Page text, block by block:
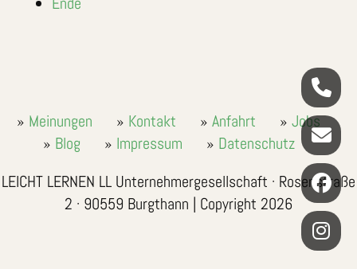
Meinungen Kontakt Anfahrt
Jobs
Blog
Impressum
Datenschutz
LEICHT LERNEN LL Unternehmergesellschaft · Rosenstraße
2 · 90559 Burgthann | Copyright 2026